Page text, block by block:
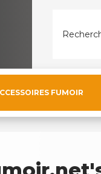
FUMOIR